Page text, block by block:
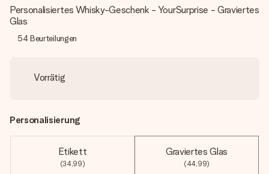
Personalisiertes Whisky-Geschenk - YourSurprise - Graviertes
Glas
54 Beurteilungen
Vorrätig
Personalisierung
Etikett
(34,99)
Graviertes Glas
(44,99)